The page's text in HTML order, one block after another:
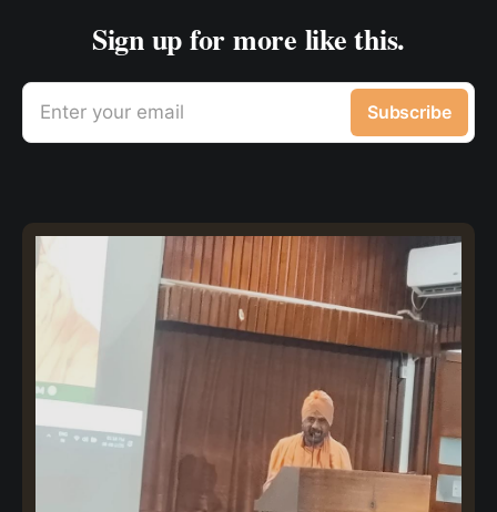
Sign up for more like this.
Enter your email Subscribe